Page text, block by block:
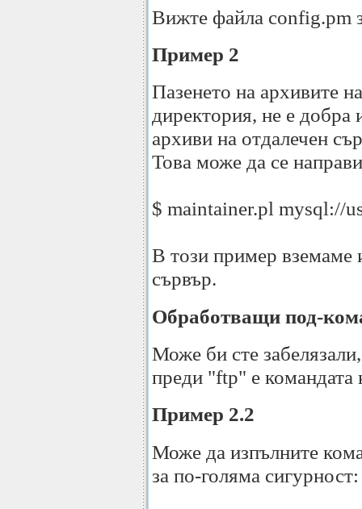
Вижте файла config.pm
Пример 2
Пазенето на архивите
директория, не е добра
архиви на отдалечен
Това може да се
$ maintainer.pl mysql://
В този пример вземаме
сървър.
Обработващи под-
Може би сте
преди "ftp" е командата
Пример 2.2
Може да изпълните
за по-голяма сигурност: